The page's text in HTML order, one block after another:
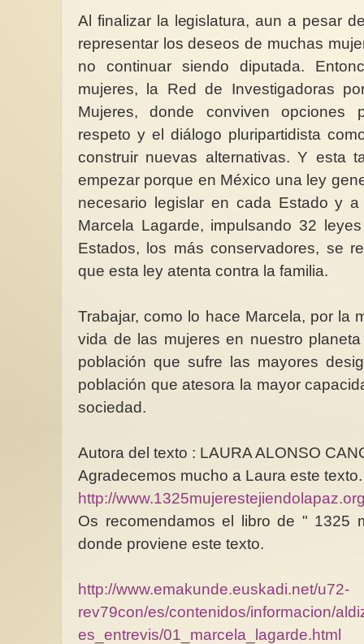
Al finalizar la legislatura, aun a pesar
representar los deseos de muchas
no continuar siendo diputada.
mujeres, la Red de Investigadoras
Mujeres, donde conviven opciones
respeto y el diálogo pluripartidista
construir nuevas alternativas. Y esta
empezar porque en México una ley
necesario legislar en cada Estado y
Marcela Lagarde, impulsando 32
Estados, los más conservadores, se
que esta ley atenta contra la familia.
Trabajar, como lo hace Marcela, por la
vida de las mujeres en nuestro
población que sufre las mayores
población que atesora la mayor
sociedad.
Autora del texto : LAURA ALONSO
Agradecemos mucho a Laura este
http://
Os recomendamos el libro de " 1325
donde proviene este texto.
http://www.emakunde.euskadi.net/u72-
rev79con/es/contenidos/informacion/
es_entrevis/01_marcela_lagarde.html